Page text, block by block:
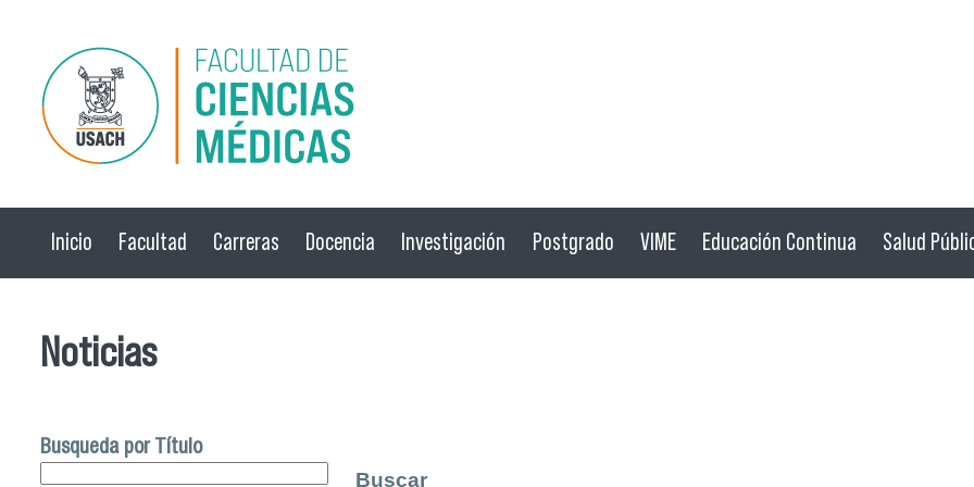
Pasar al contenido principal
Inicio Facultad Carreras Docencia Investigación Postgrado VIME Educación Continua Salud
Noticias
Busqueda por Título